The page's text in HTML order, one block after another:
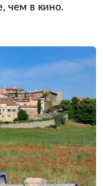
чем в кино.